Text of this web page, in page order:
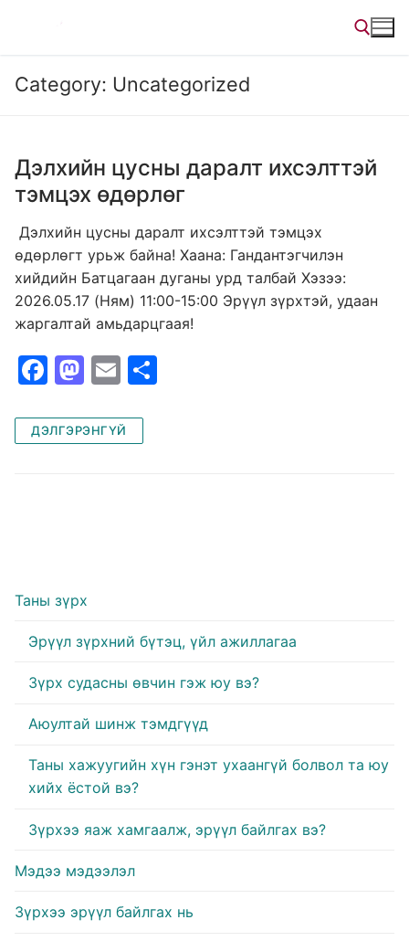
Category: Uncategorized
Дэлхийн цусны даралт ихсэлттэй
тэмцэх өдөрлөг
Дэлхийн цусны даралт ихсэлттэй тэмцэх
өдөрлөгт урьж байна! Хаана: Гандантэгчилэн
хийдийн Батцагаан дуганы урд талбай Хэзээ:
2026.05.17 (Ням) 11:00-15:00 Эрүүл зүрхтэй, удаан
жаргалтай амьдарцгаая!
F
c
M
st
E
ai
ДЭЛГЭРЭНГҮЙ
Таны зүрх
Эрүүл зүрхний бүтэц, үйл ажиллагаа
Зүрх судасны өвчин гэж юу вэ?
Аюултай шинж тэмдгүүд
Таны хажуугийн хүн гэнэт ухаангүй болвол та юу
хийх ёстой вэ?
Зүрхээ яаж хамгаалж, эрүүл байлгах вэ?
Мэдээ мэдээлэл
Зүрхээ эрүүл байлгах нь